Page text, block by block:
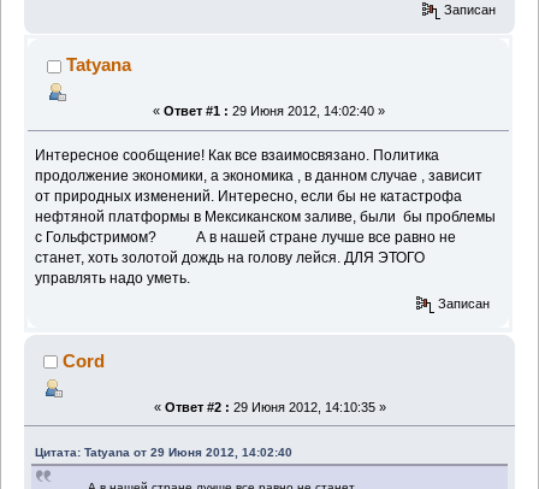
Записан
Tatyana
« Ответ #1 : 29 Июня 2012, 14:02:40 »
Интересное сообщение! Как все взаимосвязано. Политика
продолжение экономики, а экономика , в данном случае , зависит
от природных изменений. Интересно, если бы не катастрофа
нефтяной платформы в Мексиканском заливе, были бы проблемы
с Гольфстримом? А в нашей стране лучше все равно не
станет, хоть золотой дождь на голову лейся. ДЛЯ ЭТОГО
управлять надо уметь.
Записан
Cord
« Ответ #2 : 29 Июня 2012, 14:10:35 »
Цитата: Tatyana от 29 Июня 2012, 14:02:40